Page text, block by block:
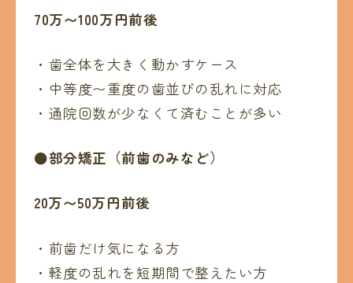
70万〜100万円前後
・歯全体を大きく動かすケース
・中等度〜重度の歯並びの乱れに対応
・通院回数が少なくて済むことが多い
●部分矯正（前歯のみなど）
20万〜50万円前後
・前歯だけ気になる方
・軽度の乱れを短期間で整えたい方